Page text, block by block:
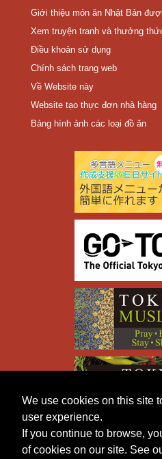
We use cookies on this site
user experience.
If you continue to browse,
of cookies on our site. See
Giới thiệu món ăn Nhật Bản
Xem truyện tranh và thưởng
Điều khoản sử dụng
Chính sách trang web
Về Website này
Website tạo thực đơn nhà hàng
Bảng hình ảnh các loại đồ ăn